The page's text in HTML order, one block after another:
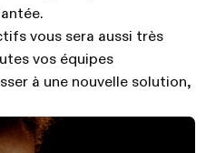
vous sera aussi très
vos équipes
à une nouvelle solution,